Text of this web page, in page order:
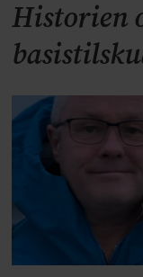
Historien